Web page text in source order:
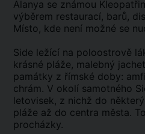
Alanya se známou
výběrem restaurací, barů,
Místo, kde není možné se
Side ležící na poloostrově
krásné pláže, malebný
památky z římské doby:
chrám. V okolí samotného
letovisek, z nichž do
pláže až do centra města.
procházky.